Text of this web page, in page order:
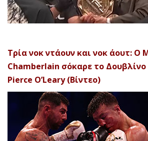
Τρία νοκ ντάουν και νοκ άουτ: Ο
Chamberlain σόκαρε το
Pierce O’Leary (Βίντεο)